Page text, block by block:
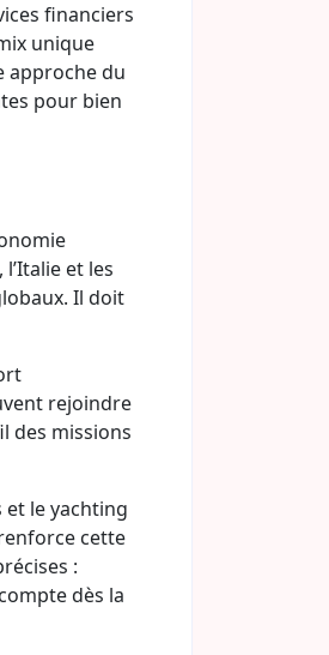
financiers
unique
approche du
pour bien
et les
Il doit
rejoindre
des missions
et le yachting
cette
:
dès la